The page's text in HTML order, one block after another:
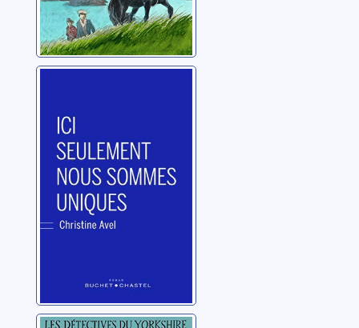
uniques
Avel, Christine